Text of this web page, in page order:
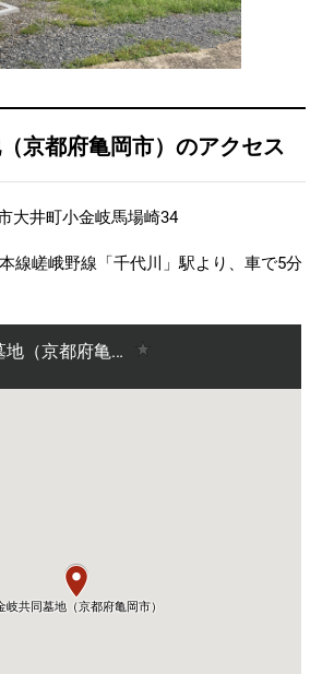
京都府亀岡市）のアクセス
井町小金岐馬場崎34
線嵯峨野線「千代川」駅より、車で5分